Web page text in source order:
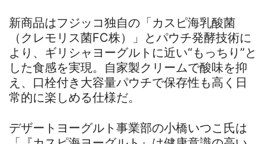
新商品はフジッコ独自の「カスピ海乳酸菌
（クレモリス菌FC株）」とパウチ発酵技術に
より、ギリシャヨーグルトに近い“もっちり”と
した食感を実現。自家製クリームで酸味を抑
え、口栓付き大容量パウチで保存性も高く日
常的に楽しめる仕様だ。
デザートヨーグルト事業部の小橋いつこ氏は